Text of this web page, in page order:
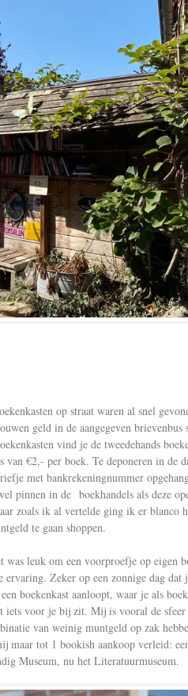
op straat waren al snel
geld in de aangegeven brievenbus
vind je de tweedehands
€2,- per boek. Te deponeren in de
met bankrekeningnummer
pinnen in de boekhandels als deze
zoals ik al vertelde ging ik er blanco
te gaan shoppen.
leuk om een voorproefje op eigen
Zeker op een zonnige dag dat
boekenkast aanloopt, waar je als
iets voor je bij zit. Mij is vooral de sfeer
van weinig muntgeld op zak
maar tot 1 bookish aankoop verleid:
Museum, nu het Literatuurmuseum.